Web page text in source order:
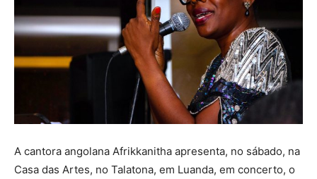
A cantora angolana Afrikkanitha apresenta, no sábado, na
Casa das Artes, no Talatona, em Luanda, em concerto, o